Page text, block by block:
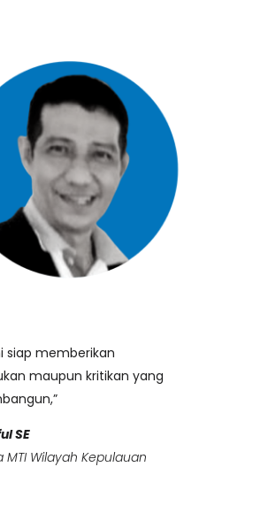
siap memberikan
maupun kritikan yang
SE
MTI Wilayah Kepulauan